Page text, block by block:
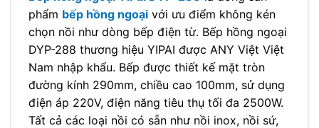
phẩm bếp hồng ngoại với ưu điểm không kén
chọn nồi như dòng bếp điện từ. Bếp hồng ngoại
DYP-288 thương hiệu YIPAI được ANY Việt Việt
Nam nhập khẩu. Bếp được thiết kế mặt tròn
đường kính 290mm, chiều cao 100mm, sử dụng
điện áp 220V, điện năng tiêu thụ tối đa 2500W.
Tất cả các loại nồi có sẵn như nồi inox, nồi sứ,